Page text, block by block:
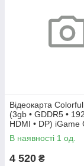
Відеокарта
(3gb • GDDR5 •
HDMI • DP) iGame
Vulcan U 3G БУ
В наявності 1 од.
4 520 ₴